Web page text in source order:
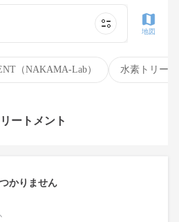
（NAKAMA-Lab） 水素トリート
地図
ートメント
かりません